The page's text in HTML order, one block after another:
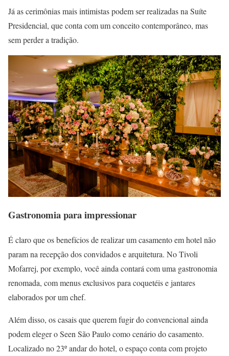
Já as cerimônias mais intimistas podem ser realizadas na Suíte
Presidencial, que conta com um conceito contemporâneo, mas
sem perder a tradição.
Gastronomia para impressionar
É claro que os benefícios de realizar um casamento em hotel não
param na recepção dos convidados e arquitetura. No Tivoli
Mofarrej, por exemplo, você ainda contará com uma gastronomia
renomada, com menus exclusivos para coquetéis e jantares
elaborados por um chef.
Além disso, os casais que querem fugir do convencional ainda
podem eleger o Seen São Paulo como cenário do casamento.
Localizado no 23º andar do hotel, o espaço conta com projeto